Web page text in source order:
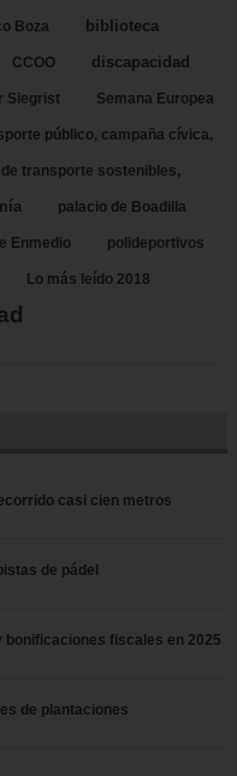
Boza biblioteca
CCOO discapacidad
Siegrist Semana Europea
público, campaña cívica,
transporte sostenibles,
palacio de Boadilla
Enmedio polideportivos
Lo más leído 2018
casi cien metros
de pádel
bonificaciones fiscales en 2025
de plantaciones